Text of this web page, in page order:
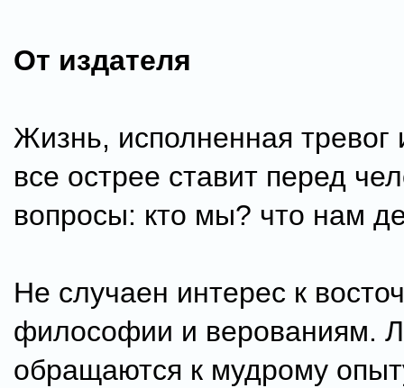
От издателя
Жизнь, исполненная тревог
все острее ставит перед
вопросы: кто мы? что нам
Не случаен интерес к
философии и верованиям.
обращаются к мудрому